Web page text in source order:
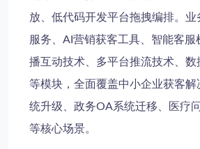
放、 低代码开发平台拖拽编排。业
服务
AI营销获客工具 智能客服
播互动技术
多平台推流技术
数
等模块，全面覆盖中小企业获客解
统升级、 政务OA系统迁移、 医疗
等核心场景。